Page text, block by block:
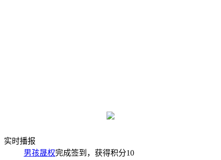
实时播报
男孩晟权完成签到，获得积分10